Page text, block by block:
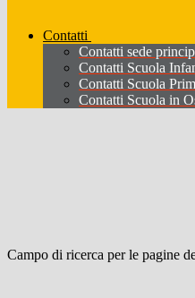
Contatti
Contatti sede
Contatti Scuola
Contatti Scuola
Contatti Scuola in
Campo di ricerca per le pagine